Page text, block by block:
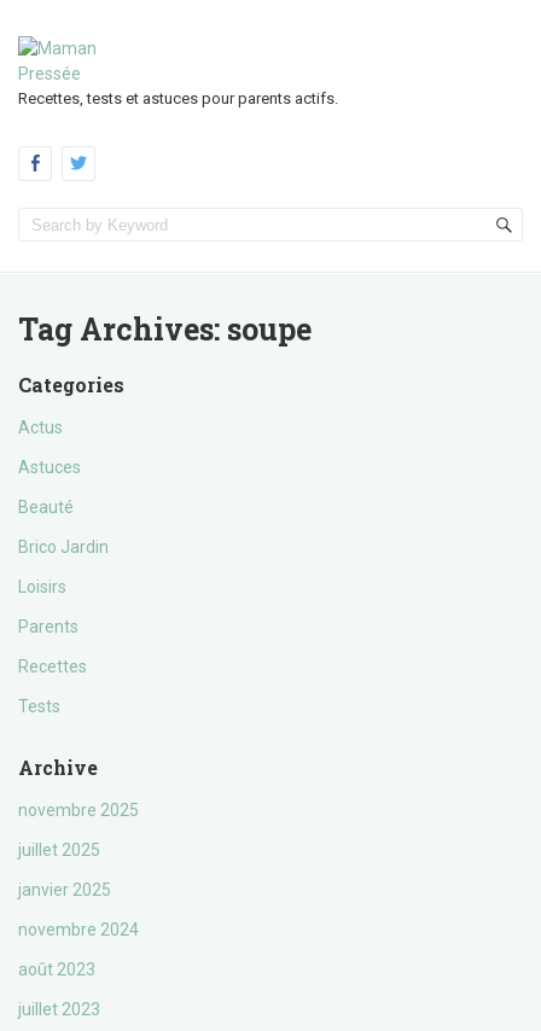
Recettes, tests et astuces pour parents actifs.
Tag Archives: soupe
Categories
Actus
Astuces
Beauté
Brico Jardin
Loisirs
Parents
Recettes
Tests
Archive
novembre 2025
juillet 2025
janvier 2025
novembre 2024
août 2023
juillet 2023